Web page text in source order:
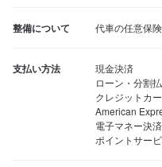
整備について 代車の任意保
支払い方法
現金決済
ローン・分割
クレジットカ
American
電子マネー決
ポイントサー